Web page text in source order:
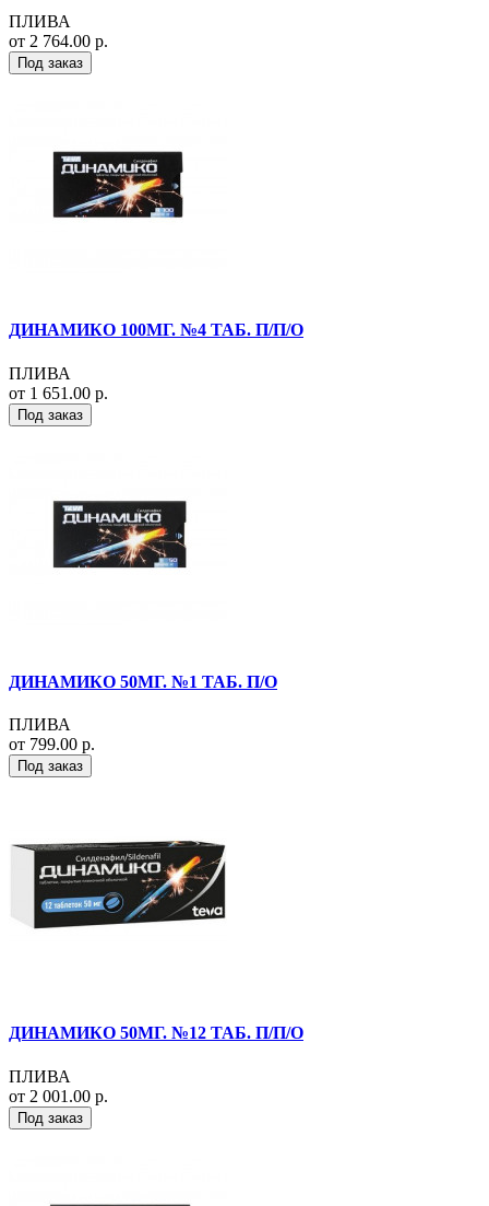
ПЛИВА
от 2 764.00 р.
Под заказ
ДИНАМИКО 100МГ. №4 ТАБ. П/П/О
ПЛИВА
от 1 651.00 р.
Под заказ
ДИНАМИКО 50МГ. №1 ТАБ. П/О
ПЛИВА
от 799.00 р.
Под заказ
ДИНАМИКО 50МГ. №12 ТАБ. П/П/О
ПЛИВА
от 2 001.00 р.
Под заказ